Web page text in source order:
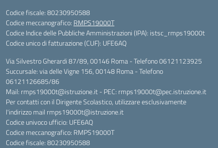
Codice fiscale: 80230950588
Codice meccanografico: RMPS19000T
Codice Indice delle Pubbliche Amministrazioni (IPA): istsc_rmps19000t
Codice unico di fatturazione (CUF): UFE6AQ
Via Silvestro Gherardi 87/89, 00146 Roma - Telefono 06121123925
Succursale: via delle Vigne 156, 00148 Roma - Telefono
06121126685/86
Mail: rmps19000t@istruzione.it - PEC: rmps19000t@pec.istruzione.it
Per contatti con il Dirigente Scolastico, utilizzare esclusivamente
l'indirizzo mail rmps19000t@istruzione.it
Codice univoco ufficio: UFE6AQ
Codice meccanografico: RMPS19000T
Codice fiscale: 80230950588